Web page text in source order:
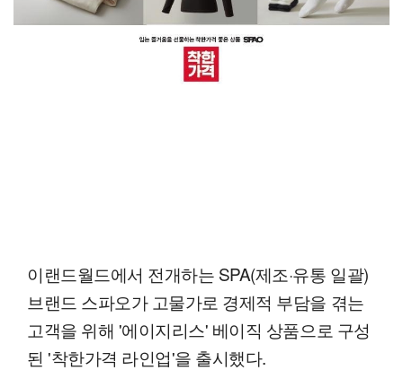
이랜드월드에서 전개하는 SPA(제조·유통 일괄)
브랜드 스파오가 고물가로 경제적 부담을 겪는
고객을 위해 '에이지리스' 베이직 상품으로 구성
된 '착한가격 라인업'을 출시했다.